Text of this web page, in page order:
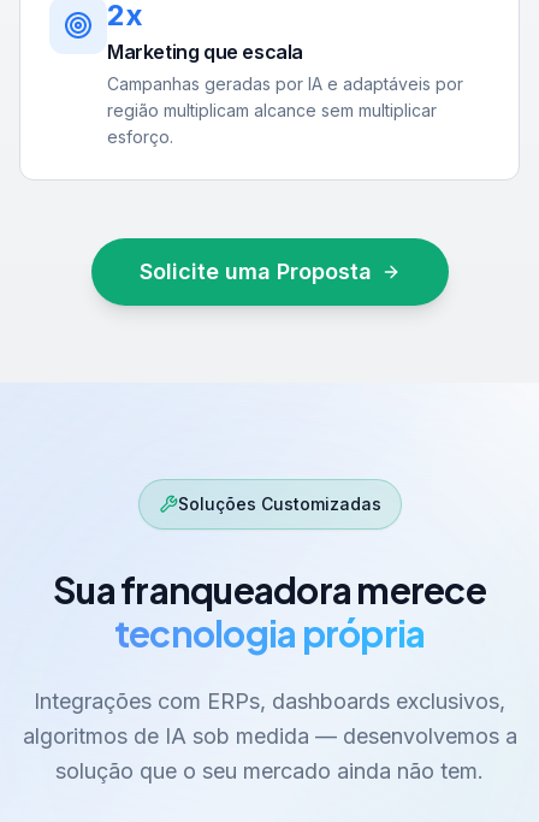
2x
Marketing que escala
Campanhas geradas por IA e adaptáveis por
região multiplicam alcance sem multiplicar
esforço.
Solicite uma Proposta
Soluções Customizadas
Sua franqueadora merece
tecnologia própria
Integrações com ERPs, dashboards exclusivos,
algoritmos de IA sob medida — desenvolvemos a
solução que o seu mercado ainda não tem.